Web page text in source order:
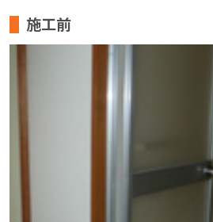
施工前